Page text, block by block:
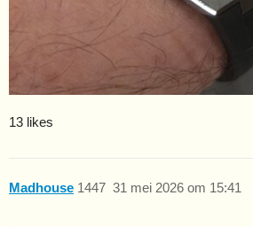
13 likes
Madhouse 31 mei 2026 om 15:41
1447